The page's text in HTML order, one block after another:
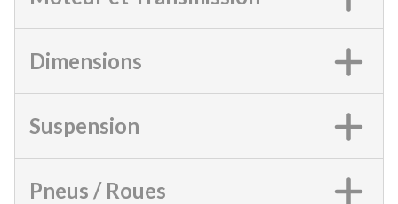
Dimensions
Suspension
Pneus / Roues